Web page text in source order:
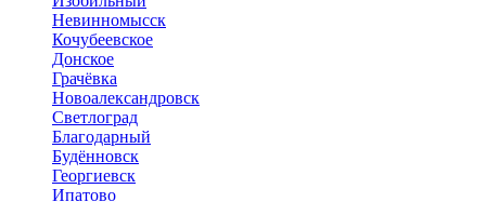
Невинномысск
Кочубеевское
Донское
Грачёвка
Новоалександровск
Светлоград
Благодарный
Будённовск
Георгиевск
Ипатово